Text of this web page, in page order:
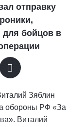
отправку
для бойцов в
Зяблин
обороны РФ «За
Виталий